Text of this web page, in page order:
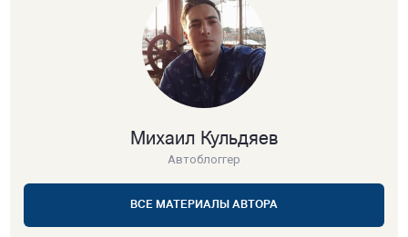
Михаил Кульдяев
Автоблоггер
ВСЕ МАТЕРИАЛЫ АВТОРА